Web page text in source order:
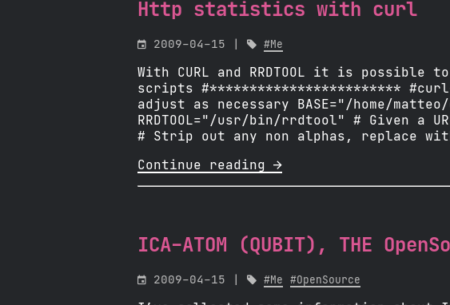
Http statistics with curl
 2009-04-15 |  #Me
With CURL and RRDTOOL it is
scripts #************************
adjust as necessary BASE="/home/
RRDTOOL="/usr/bin/rrdtool" # Given a
# Strip out any non alphas, replace with
Continue reading 
ICA-ATOM (QUBIT), THE
 2009-04-15 |  #Me #OpenSource